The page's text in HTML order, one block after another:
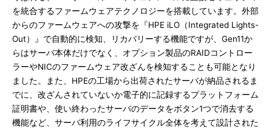
を統合するファームウェアテクノロジーを搭載しています。外部
からのファームウェアへの攻撃を『HPE iLO（Integrated Lights-
Out）』で自動的に検知、リカバリーする機能ですが、Gen11か
らはサーバ本体だけでなく、オプション製品のRAIDコントロー
ラーやNICのファームウェア改ざんを検知することも可能となり
ました。また、HPEの工場から出荷されたサーバが納品されるま
でに、改ざんされていないか電子的に記録するプラットフォーム
証明書や、使い終わったサーバのデータをボタン1つで消去する
機能など、サーバ利用のライフサイクル全体を考えて設計された